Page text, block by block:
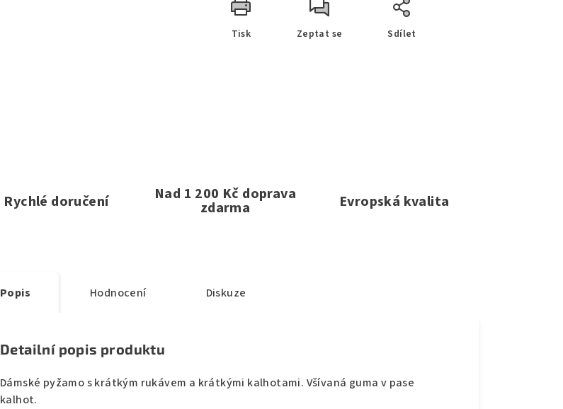
Tisk Zeptat se Sdílet
Rychlé doručení Nad 1 200 Kč doprava
zdarma Evropská kvalita
Popis Hodnocení Diskuze
Detailní popis produktu
Dámské pyžamo s krátkým rukávem a krátkými kalhotami. Všívaná guma v pase
kalhot.